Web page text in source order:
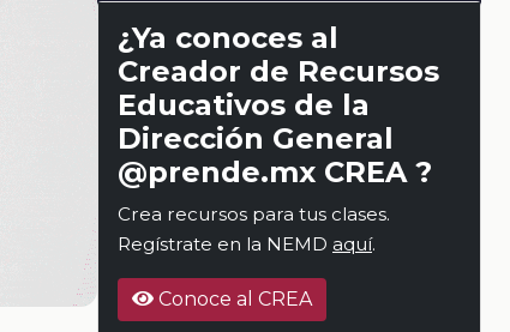
¿Ya conoces al
Creador de Recursos
Educativos de la
Dirección General
@prende.mx CREA ?
Crea recursos para tus clases.
Regístrate en la NEMD aquí.
Conoce al CREA